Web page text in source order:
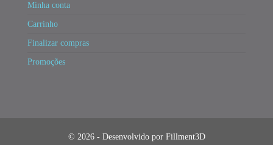
Minha conta
Carrinho
Finalizar compras
Promoções
© 2026 - Desenvolvido por Fillment3D